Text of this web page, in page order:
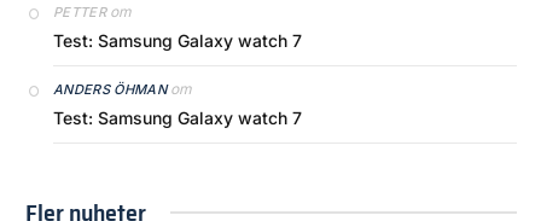
PETTERom
Test: Samsung Galaxy watch 7
ANDERS ÖHMANom
Test: Samsung Galaxy watch 7
Fler nyheter